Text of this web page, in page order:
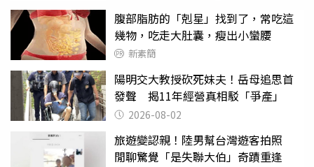
腹部脂肪的「剋星」找到了，常吃這
幾物，吃走大肚囊，瘦出小蠻腰
新素簡
陽明交大教授砍死妹夫！岳母追思首
發聲 揭11年經營真相駁「爭產」
2026-08-02
旅遊變認親！陸男幫台灣遊客拍照
閒聊驚覺「是失聯大伯」奇蹟重逢